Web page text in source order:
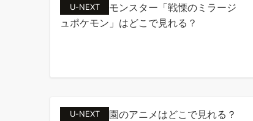
U-NEXT
U-NEXT